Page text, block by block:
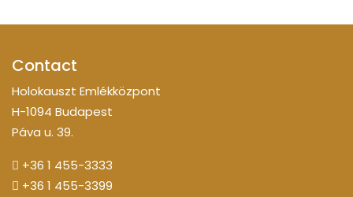
Contact
Holokauszt Emlékközpont
H-1094 Budapest
Páva u. 39.
+36 1 455-3333
+36 1 455-3399